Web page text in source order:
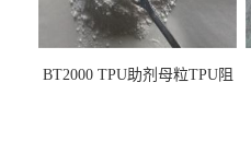
BT2000 TPU助剂母粒TPU阻